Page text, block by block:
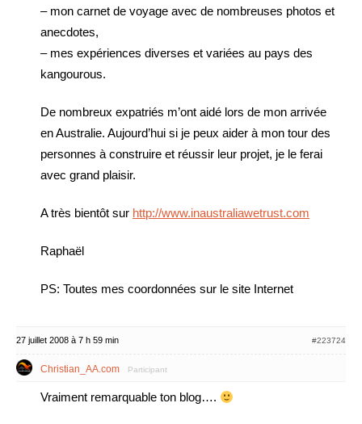
– mon carnet de voyage avec de nombreuses photos et
anecdotes,
– mes expériences diverses et variées au pays des
kangourous.
De nombreux expatriés m’ont aidé lors de mon arrivée
en Australie. Aujourd’hui si je peux aider à mon tour des
personnes à construire et réussir leur projet, je le ferai
avec grand plaisir.
A très bientôt sur http://www.inaustraliawetrust.com
Raphaël
PS: Toutes mes coordonnées sur le site Internet
27 juillet 2008 à 7 h 59 min #223724
Christian_AA.com Participant
Vraiment remarquable ton blog….